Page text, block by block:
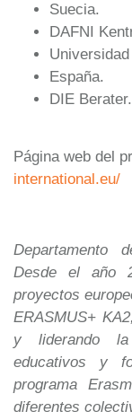
Suecia.
DAFNI
España.
DIE
Página web del
international.eu/
Departamento
Desde el año
proyectos
ERASMUS+
y liderando la
educativos y
programa
diferentes